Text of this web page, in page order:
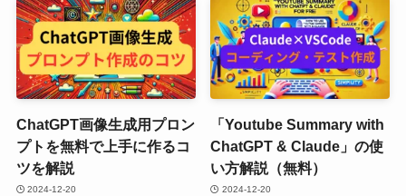
ChatGPT画像生成用プロン
プトを無料で上手に作るコ
ツを解説
2024-12-20
「Youtube Summary with
ChatGPT & Claude」の使
い方解説（無料）
2024-12-20